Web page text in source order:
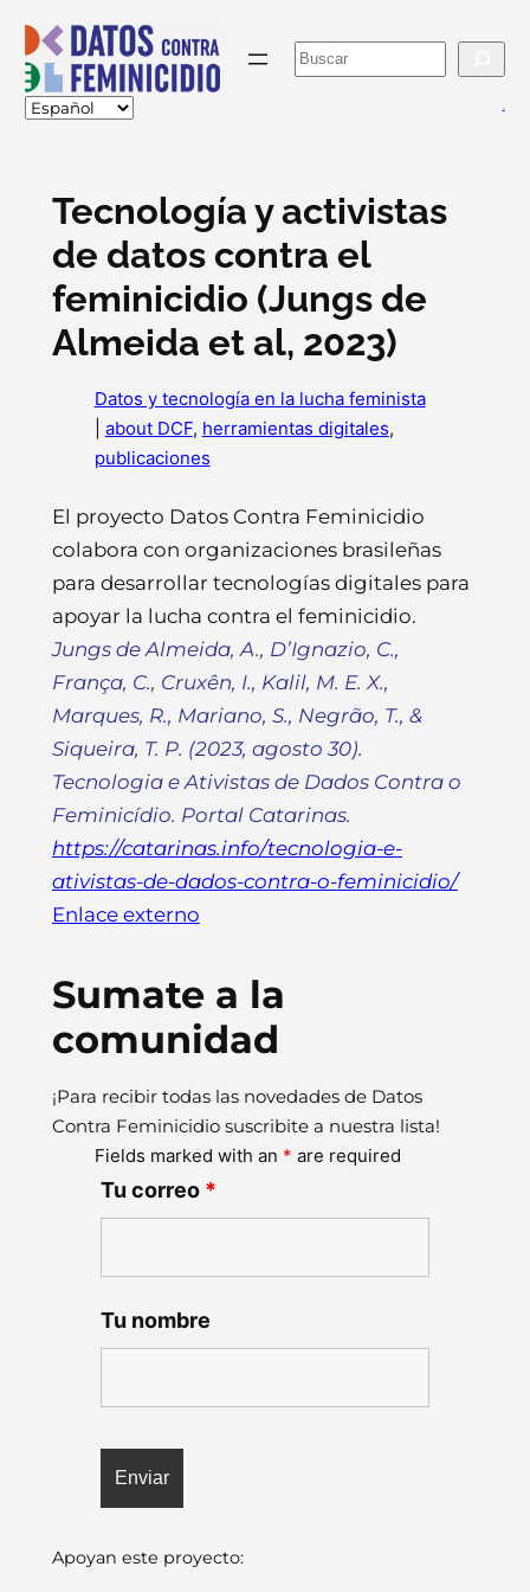
Skip
content
Buscar
Tecnología y activistas
de datos contra el
feminicidio (Jungs de
Almeida et al, 2023)
Datos y tecnología en la lucha feminista
about DCF, herramientas digitales
publicaciones
El proyecto Datos Contra Feminicidio
colabora con organizaciones brasileñas
para desarrollar tecnologías digitales para
apoyar la lucha contra el feminicidio.
Jungs de Almeida, A., D’Ignazio, C.,
França, C., Cruxên, I., Kalil, M. E. X.,
Marques, R., Mariano, S., Negrão, T., &
Siqueira, T. P. (2023, agosto 30).
Tecnologia e Ativistas de Dados Contra o
Feminicídio. Portal Catarinas.
https://catarinas.info/tecnologia-e-
ativistas-de-dados-contra-o-feminicidio/
Enlace externo
Sumate a la
comunidad
¡Para recibir todas las novedades de Datos
Contra Feminicidio suscribite a nuestra lista!
Fields marked with an * are required
Tu correo *
Tu nombre
Apoyan este proyecto: